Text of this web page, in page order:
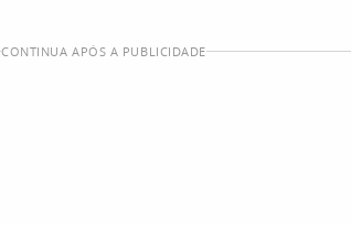
CONTINUA APÓS A PUBLICIDADE